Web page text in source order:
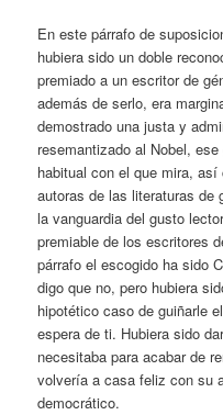
En este párrafo de
hubiera sido un doble
premiado a un escritor de
además de serlo, era
demostrado una justa y
resemantizado al Nobel,
habitual con el que mira,
autoras de las literaturas de
la vanguardia del gusto
premiable de los escritores
párrafo el escogido ha sido
digo que no, pero hubiera
hipotético caso de guiñarle
espera de ti. Hubiera sido
necesitaba para acabar de
volvería a casa feliz con su
democrático.